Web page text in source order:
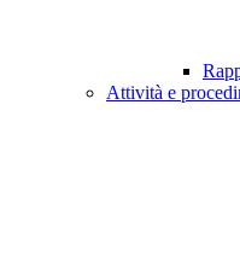
Attività e